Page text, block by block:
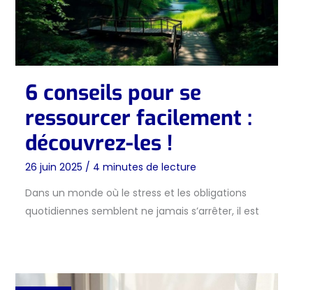
6 conseils pour se
ressourcer facilement :
découvrez-les !
26 juin 2025 / 4 minutes de lecture
Dans un monde où le stress et les obligations
quotidiennes semblent ne jamais s’arrêter, il est